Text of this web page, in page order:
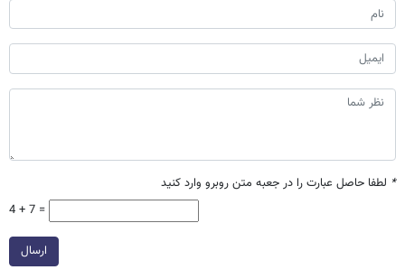
* لطفا حاصل عبارت را در جعبه متن روبرو وارد کنید
4 + 7 =
ارسال